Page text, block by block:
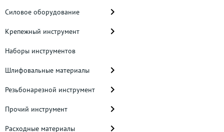
Силовое оборудование
Крепежный инструмент
Наборы инструментов
Шлифовальные материалы
Резьбонарезной инструмент
Прочий инструмент
Расходные материалы